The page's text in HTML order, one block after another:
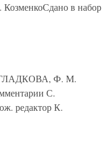
в набор
ГЛАДКОВА, Ф. М.
С.
редактор К.